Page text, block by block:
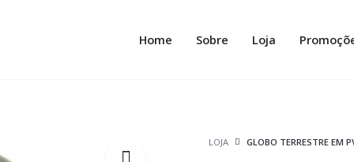
Home Sobre Loja
LOJA GLOBO TERRESTRE EM